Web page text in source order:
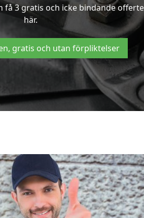
3 gratis och icke bindande
här.
gratis och utan förpliktelser